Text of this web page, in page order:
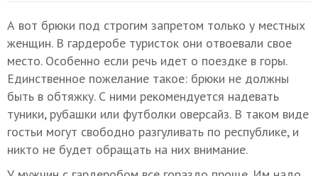
А вот брюки под строгим запретом только у местных
женщин. В гардеробе туристок они отвоевали свое
место. Особенно если речь идет о поездке в горы.
Единственное пожелание такое: брюки не должны
быть в обтяжку. С ними рекомендуется надевать
туники, рубашки или футболки оверсайз. В таком виде
гостьи могут свободно разгуливать по республике, и
никто не будет обращать на них внимание.